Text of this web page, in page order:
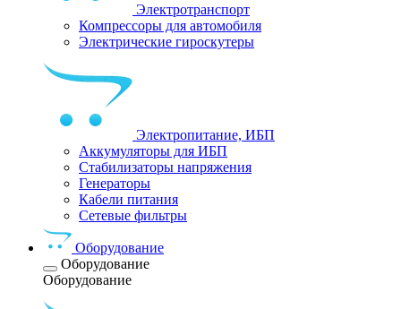
Электротранспорт
Компрессоры для автомобиля
Электрические гироскутеры
Электропитание, ИБП
Аккумуляторы для ИБП
Стабилизаторы напряжения
Генераторы
Кабели питания
Сетевые фильтры
Оборудование
Оборудование
Оборудование